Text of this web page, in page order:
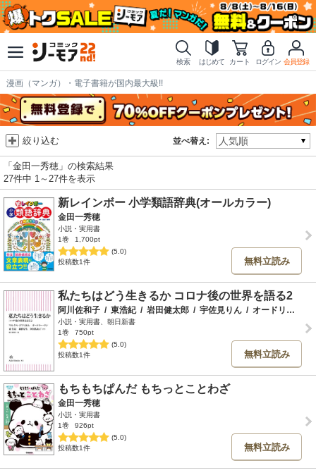
検索 はじめて カート ログイン 会員登録
漫画（マンガ）・電子書籍が国内最大級!!
並べ替え:
絞り込む
「金田一秀穂」の検索結果
27件中 1～27件を表示
新レインボー 小学類語辞典(オールカラー)
金田一秀穂
小説・実用書
1巻
1,700pt
(5.0)
投稿数1件
無料立読み
私たちはどう生きるか コロナ後の世界を語る2
阿川佐和子 / 東浩紀 / 岩田健太郎 / 宇佐見りん / オードリー・タン
小説・実用書、朝日新書
1巻
750pt
(5.0)
投稿数1件
無料立読み
もちもちぱんだ もちっとことわざ
金田一秀穂
小説・実用書
1巻
926pt
(5.0)
投稿数1件
無料立読み